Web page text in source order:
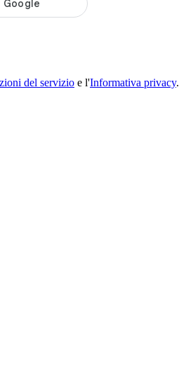
del servizio e l'Informativa privacy.